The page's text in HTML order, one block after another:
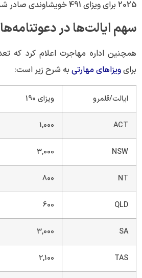
2025 برای ویزای 491 خویشاوندی صادر شد.
سهم ایالت‌ها در
همچنین اداره مهاجرت اعلام کرد که
برایویزاهای مهارتی به شرح زیر است:
ایالت/قلمرو ویزای 190
ACT
1,000
NSW
3,000
NT
800
QLD
600
SA
3,000
TAS
2,100